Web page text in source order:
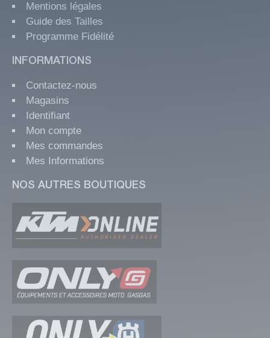
Mentions légales
Guide des Tailles
Programme Fidélité
INFORMATIONS
Contactez-nous
Magasins
Identifiant
Mon compte
Mes commandes
Mes Informations
NOS AUTRES BOUTIQUES